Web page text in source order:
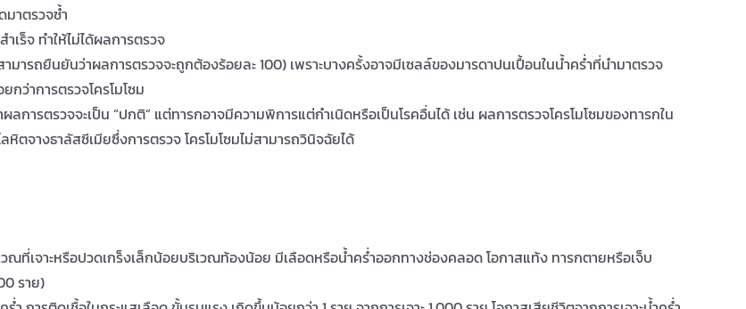
มาตรวจซ้ำ
เร็จ ทำให้ไม่ได้ผลการตรวจ
มารถยืนยันว่าผลการตรวจจะถูกต้องร้อยละ 100) เพราะบางครั้งอาจมีเซลล์ของมารดาปนเปื้อนในน้ำคร่ำที่นำมาตรวจ
ว่าการตรวจโครโมโซม
ลการตรวจจะเป็น “ปกติ” แต่ทารกอาจมีความพิการแต่กำเนิดหรือเป็นโรคอื่นได้ เช่น ผลการตรวจโครโมโซมของทารกใน
ตจางธาลัสซีเมียซึ่งการตรวจ โครโมโซมไม่สามารถวินิจฉัยได้
วณที่เจาะหรือปวดเกร็งเล็กน้อยบริเวณท้องน้อย มีเลือดหรือน้ำคร่ำออกทางช่องคลอด โอกาสแท้ง ทารกตายหรือเจ็บ
ราย)